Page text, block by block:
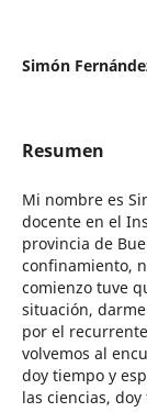
Simón
Resumen
Mi nombre es
docente en el
provincia de
confinamiento,
comienzo tuve
situación,
por el
volvemos al
doy tiempo y
las ciencias,